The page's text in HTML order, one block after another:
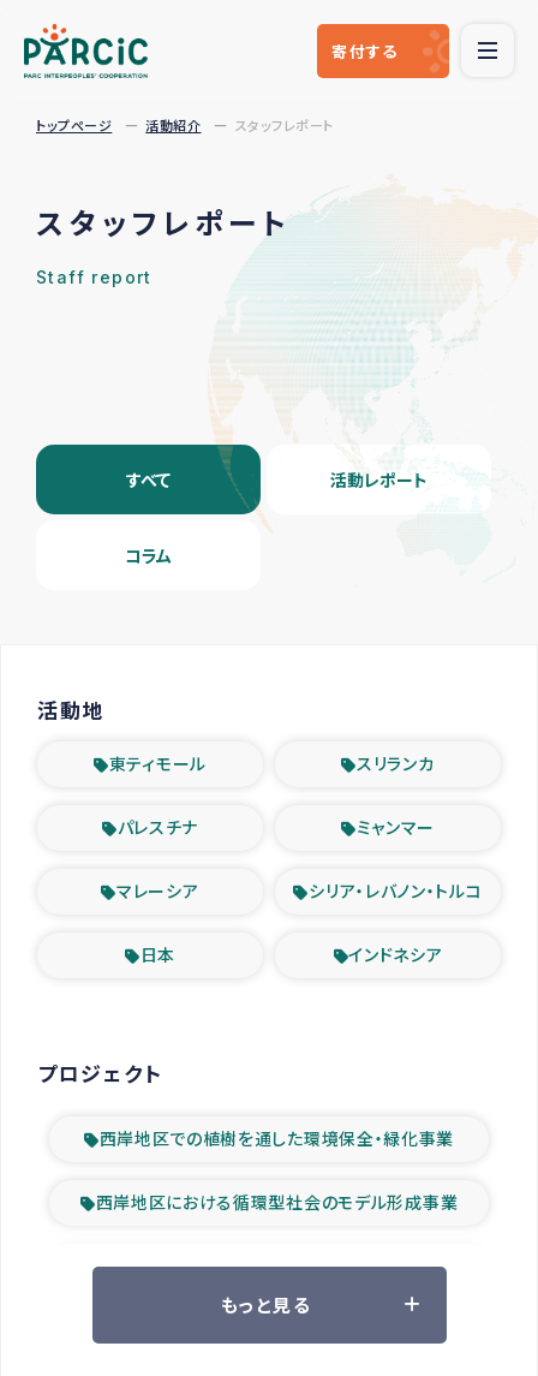
寄付する
トップページ 活動紹介 スタッフレポート
スタッフレポート
Staff report
すべて 活動レポート
コラム
活動地
東ティモール スリランカ
パレスチナ ミャンマー
マレーシア シリア・レバノン・トルコ
日本 インドネシア
プロジェクト
西岸地区での植樹を通した環境保全・緑化事業
西岸地区における循環型社会のモデル形成事業
ツアー参加者の声
もっと見る